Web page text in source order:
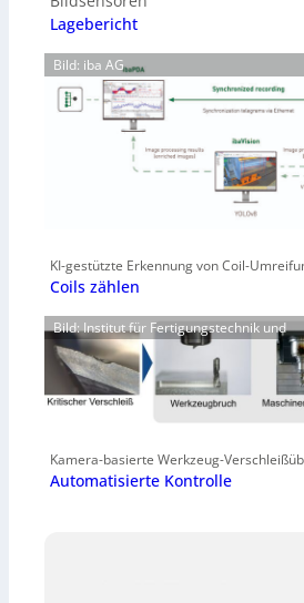
Lagebericht
Bild: iba AG
KI-gestützte Erkennung von Coil-
Coils zählen
Bild: Institut für Fertigungstechnik und
Kamera-basierte Werkzeug-
Automatisierte Kontrolle